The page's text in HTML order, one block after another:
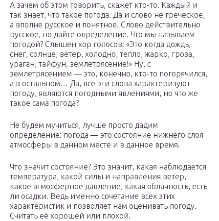
А зачем об этом говорить, скажет кто-то. Каждый и
так знает, что такое погода. Да и слово не греческое,
а вполне русское и понятное. Слово действительно
русское, но дайте определение. Что мы называем
погодой? Слышен хор голосов: «Это когда дождь,
снег, солнце, ветер, холодно, тепло, жарко, гроза,
ураган, тайфун, землетрясение!» Ну, с
землетрясением — это, конечно, кто-то погорячился,
а в остальном… Да, все эти слова характеризуют
погоду, являются погодными явлениями, но что же
такое сама погода?
Не будем мучиться, лучше просто дадим
определение: погода — это состояние нижнего слоя
атмосферы в данном месте и в данное время.
Что значит состояние? Это значит, какая наблюдается
температура, какой силы и направления ветер,
какое атмосферное давление, какая облачность, есть
ли осадки. Ведь именно сочетание всех этих
характеристик и позволяет нам оценивать погоду.
Считать её хорошей или плохой.